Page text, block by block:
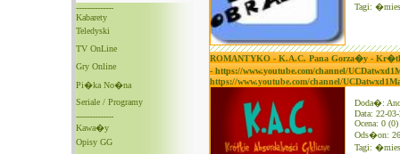
--------------
Kabarety
Teledyski
TV OnLine
Gry Online
Pi�ka No�na
Seriale / Programy
--------------
Kawa�y
Opisy GG
Tagi:
ROMANTYKO - K.A.C. Pana Gorza�y -
- https://www.youtube.com/channel/
https://www.youtube.com/channel/
Doda�:
Data: 22-
Ocena: 0 (0)
Ods�on:
Tagi: